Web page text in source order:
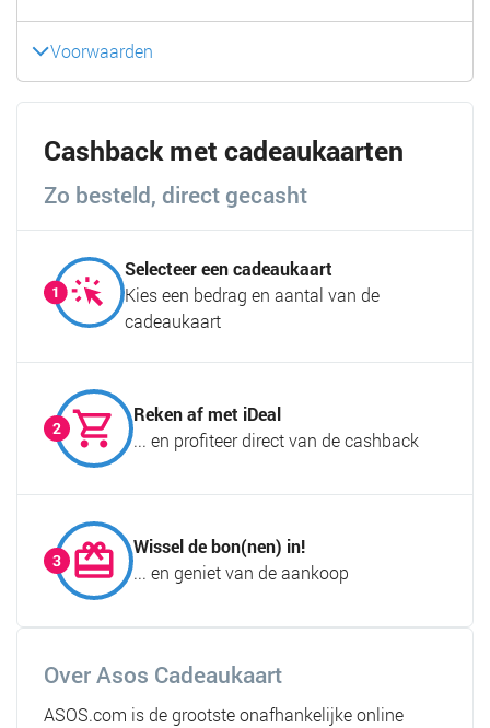
Cashback met cadeaukaarten
Zo besteld, direct gecasht
Selecteer een cadeaukaart
Kies een bedrag en aantal van de
cadeaukaart
Reken af met iDeal
... en profiteer direct van de cashback
Wissel de bon(nen) in!
... en geniet van de aankoop
Over Asos Cadeaukaart
ASOS.com is de grootste onafhankelijke online
Voorwaarden